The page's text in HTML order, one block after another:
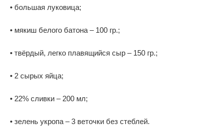
• большая луковица;
• мякиш белого батона – 100 гр.;
• твёрдый, легко плавящийся сыр – 150 гр.;
• 2 сырых яйца;
• 22% сливки – 200 мл;
• зелень укропа – 3 веточки без стеблей.